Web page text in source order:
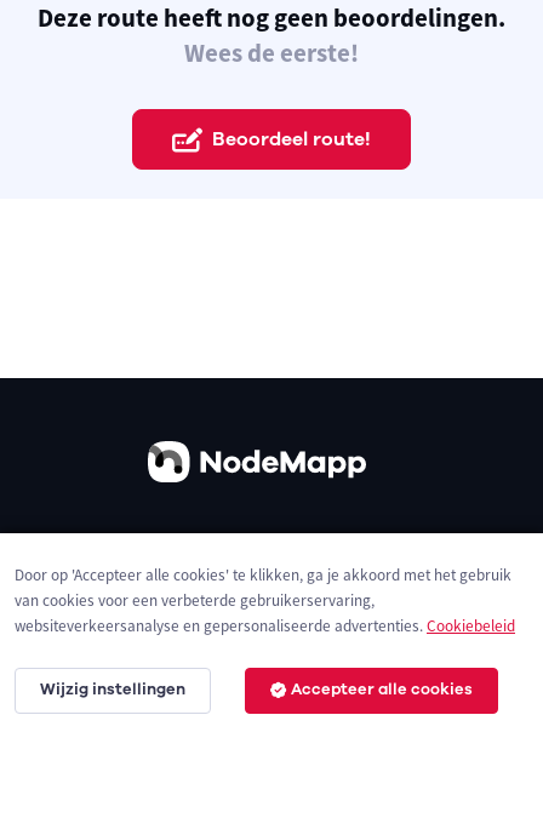
Deze route heeft nog geen beoordelingen.
Wees de eerste!
Beoordeel route!
Privacybeleid Cookies
Door op 'Accepteer alle cookies' te klikken, ga je akkoord met het gebruik
van cookies voor een verbeterde gebruikerservaring,
websiteverkeersanalyse en gepersonaliseerde advertenties.Cookiebeleid
Wijzig instellingen Accepteer alle cookies